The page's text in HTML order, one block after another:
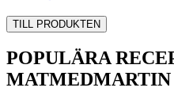
TILL PRODUKTEN
POPULÄRA
MATMEDMARTIN